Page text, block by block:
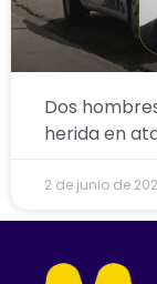
Dos
herida en
2 de junio de